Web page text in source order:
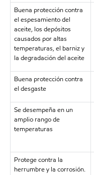
Buena protección contra
el espesamiento del
aceite, los depósitos
causados por altas
temperaturas, el barniz y
la degradación del aceite
Buena protección contra
el desgaste
Se desempeña en un
amplio rango de
temperaturas
Protege contra la
herrumbre y la corrosión.